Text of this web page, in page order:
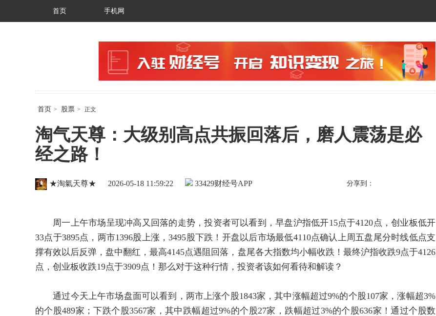
首页 手机网
首页 > 股票 > 正文
淘气天尊：大级别高点共振回落后，磨人震荡是必
经之路！
财经号APP
★淘氣天尊★ 2026-05-18 11:59:22 33429 分享到：
周一上午市场呈现冲高又回落的走势，投资者可以看到，早盘沪指低开15点于4120点，创业板低开
33点于3895点，两市1396股上涨，3495股下跌！开盘以后市场最低4110点确认上周五盘尾分时线低点支
撑有效以后反弹，盘中翻红，最高4145点遇阻回落，盘尾各大指数均小幅收跌！最终沪指收跌9点于4126
点，创业板收跌19点于3909点！那么对于这种行情，投资者该如何看待和解读？
通过今天上午市场盘面可以看到，两市上涨个股1843家，其中涨幅超过9%的个股107家，涨幅超3%
的个股489家；下跌个股3567家，其中跌幅超过9%的个股27家，跌幅超过3%的个股636家！通过个股数